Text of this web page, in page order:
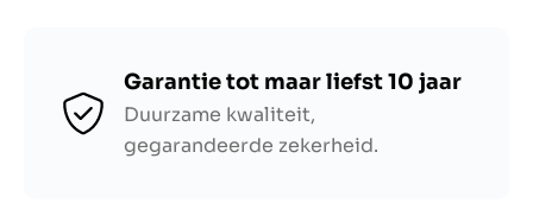
Garantie tot maar liefst 10 jaar
Duurzame kwaliteit,
gegarandeerde zekerheid.